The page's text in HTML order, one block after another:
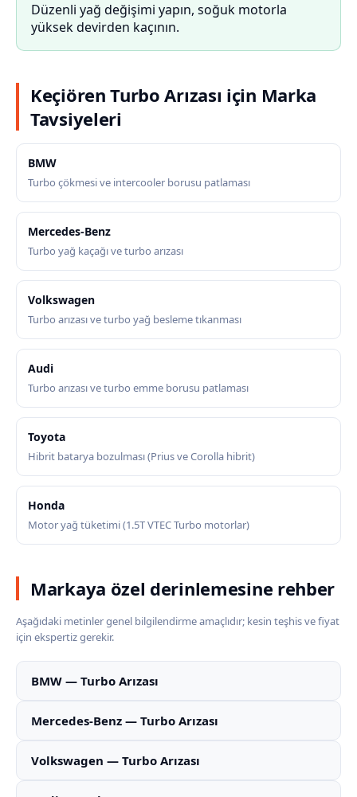
Düzenli yağ değişimi yapın, soğuk motorla
yüksek devirden kaçının.
Keçiören Turbo Arızası için Marka
Tavsiyeleri
BMW
Turbo çökmesi ve intercooler borusu patlaması
Mercedes-Benz
Turbo yağ kaçağı ve turbo arızası
Volkswagen
Turbo arızası ve turbo yağ besleme tıkanması
Audi
Turbo arızası ve turbo emme borusu patlaması
Toyota
Hibrit batarya bozulması (Prius ve Corolla hibrit)
Honda
Motor yağ tüketimi (1.5T VTEC Turbo motorlar)
Markaya özel derinlemesine rehber
Aşağıdaki metinler genel bilgilendirme amaçlıdır; kesin teşhis ve fiyat
için ekspertiz gerekir.
BMW — Turbo Arızası
Mercedes-Benz — Turbo Arızası
Volkswagen — Turbo Arızası